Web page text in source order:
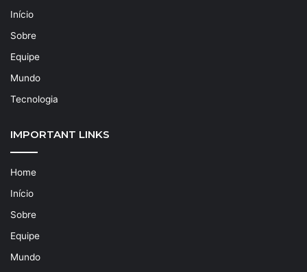
Início
Sobre
Equipe
Mundo
Tecnologia
IMPORTANT LINKS
Home
Início
Sobre
Equipe
Mundo